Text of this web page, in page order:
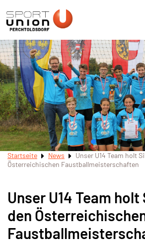
Startseite News
Unser U14 Team holt
Österreichischen Faustballmeisterschaften
Unser U14 Team
den